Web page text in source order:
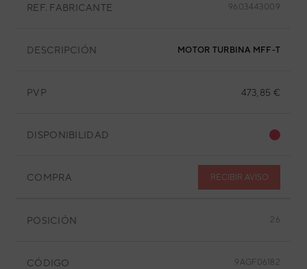
REF. FABRICANTE 9603443009
DESCRIPCIÓN MOTOR TURBINA MFF-
PVP 473,85 €
DISPONIBILIDAD
COMPRA RECIBIR AVISO
POSICIÓN 26
CÓDIGO 9AGF06182